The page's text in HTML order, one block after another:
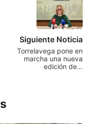
Siguiente Noticia
Torrelavega pone en
marcha una nueva
edición de…